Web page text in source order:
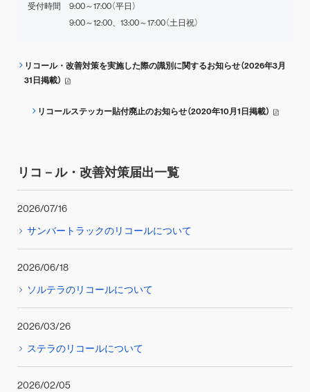
受付時間
9:00～17:00（平日）
9:00～12:00、13:00～17:00（土日祝）
リコール・改善対策を実施した際の識別に関するお知らせ（2026年3月
31日掲載）
リコールステッカー貼付廃止のお知らせ（2020年10月1日掲載）
リコ－ル・改善対策届出一覧
2026/07/16
サンバートラックのリコールについて
2026/06/18
ソルテラのリコールについて
2026/03/26
ステラのリコールについて
2026/02/05